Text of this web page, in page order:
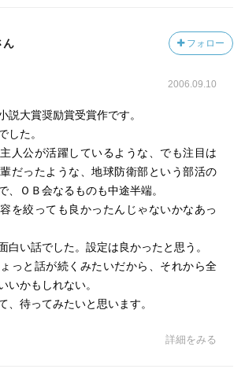
ん フォロー
2006.09.10
説大賞奨励賞受賞作です。
した。
人公が活躍しているような、でも注目は
だったような、地球防衛部という部活の
、ＯＢ会なるものも中途半端。
を絞っても良かったんじゃないかなあっ
白い話でした。設定は良かったと思う。
っと話が続くみたいだから、それから全
いかもしれない。
、待ってみたいと思います。
詳細をみる